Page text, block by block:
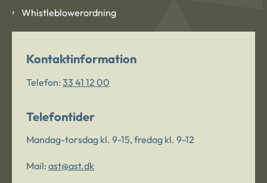
Whistleblowerordning
Kontaktinformation
Telefon: 33 41 12 00
Telefontider
Mandag-torsdag kl. 9-15, fredag kl. 9-12
Mail: ast@ast.dk